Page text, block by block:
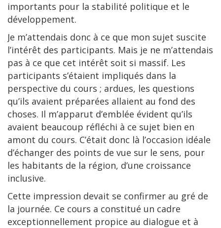
importants pour la stabilité politique et le
développement.
Je m’attendais donc à ce que mon sujet suscite
l’intérêt des participants. Mais je ne m’attendais
pas à ce que cet intérêt soit si massif. Les
participants s’étaient impliqués dans la
perspective du cours ; ardues, les questions
qu’ils avaient préparées allaient au fond des
choses. Il m’apparut d’emblée évident qu’ils
avaient beaucoup réfléchi à ce sujet bien en
amont du cours. C’était donc là l’occasion idéale
d’échanger des points de vue sur le sens, pour
les habitants de la région, d’une croissance
inclusive.
Cette impression devait se confirmer au gré de
la journée. Ce cours a constitué un cadre
exceptionnellement propice au dialogue et à